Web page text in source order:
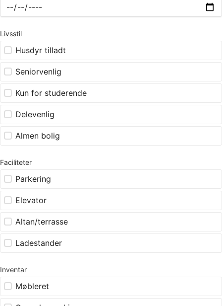
Livsstil
Husdyr tilladt
Seniorvenlig
Kun for studerende
Delevenlig
Almen bolig
Faciliteter
Parkering
Elevator
Altan/terrasse
Ladestander
Inventar
Møbleret